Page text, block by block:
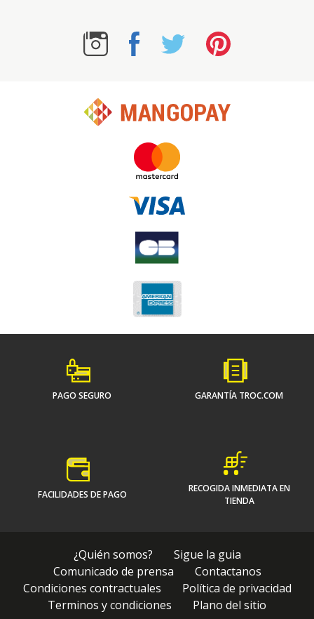
PAGO SEGURO GARANTÍA TROC.COM
FACILIDADES DE PAGO
RECOGIDA INMEDIATA EN
TIENDA
¿Quién somos?
Sigue la guia
Comunicado de prensa
Contactanos
Condiciones contractuales
Política de privacidad
Terminos y condiciones
Plano del sitio